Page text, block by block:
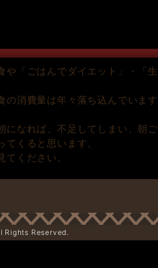
「ごはんでダイエット」・「
消費量は年々落ち込んでいます
なれば、不足してしまい、朝
くると思います。
ください。
Rights Reserved.